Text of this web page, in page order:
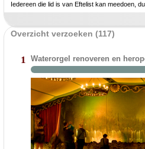
Iedereen die lid is van Eftelist kan meedoen,
Overzicht verzoeken (117)
1 Waterorgel renoveren en